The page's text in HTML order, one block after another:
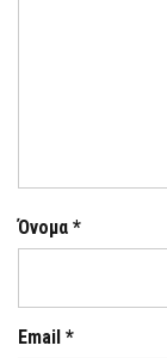
Όνομα *
Email *